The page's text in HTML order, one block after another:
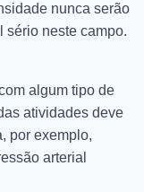
nunca serão
sério neste campo.
algum tipo de
atividades deve
por exemplo,
arterial